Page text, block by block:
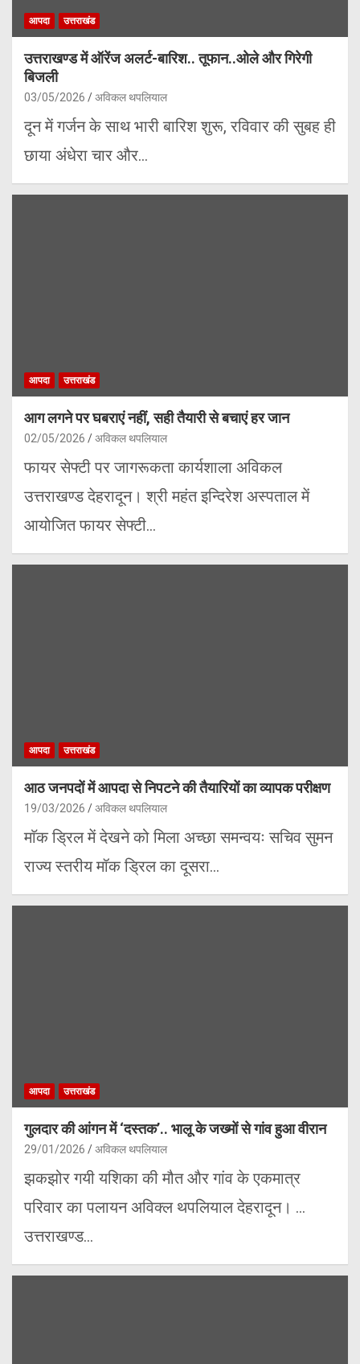
आपदा उत्तराखंड
उत्तराखण्ड में ऑरेंज अलर्ट-बारिश.. तूफान..ओले और गिरेगी
बिजली
03/05/2026 अविकल थपलियाल
दून में गर्जन के साथ भारी बारिश शुरू, रविवार की सुबह ही
छाया अंधेरा चार और…
आपदा उत्तराखंड
आग लगने पर घबराएं नहीं, सही तैयारी से बचाएं हर जान
02/05/2026 अविकल थपलियाल
फायर सेफ्टी पर जागरूकता कार्यशाला अविकल
उत्तराखण्ड देहरादून। श्री महंत इन्दिरेश अस्पताल में
आयोजित फायर सेफ्टी…
आपदा उत्तराखंड
आठ जनपदों में आपदा से निपटने की तैयारियों का व्यापक परीक्षण
19/03/2026 अविकल थपलियाल
माॅक ड्रिल में देखने को मिला अच्छा समन्वयः सचिव सुमन
राज्य स्तरीय मॉक ड्रिल का दूसरा…
आपदा उत्तराखंड
गुलदार की आंगन में ‘दस्तक’.. भालू के जख्मों से गांव हुआ वीरान
29/01/2026 अविकल थपलियाल
झकझोर गयी यशिका की मौत और गांव के एकमात्र
परिवार का पलायन अविक्ल थपलियाल देहरादून। …
उत्तराखण्ड…